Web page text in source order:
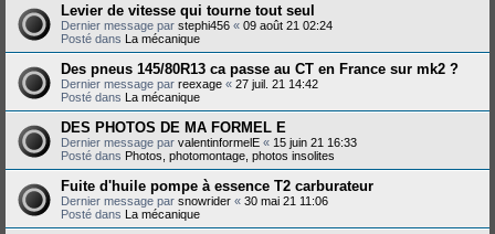
Levier de vitesse qui tourne tout seul
Dernier message par stephi456 « 09 août 21 02:24
Posté dans La mécanique
Des pneus 145/80R13 ca passe au CT en France sur mk2 ?
Dernier message par reexage « 27 juil. 21 14:42
Posté dans La mécanique
DES PHOTOS DE MA FORMEL E
Dernier message par valentinformelE « 15 juin 21 16:33
Posté dans Photos, photomontage, photos insolites
Fuite d'huile pompe à essence T2 carburateur
Dernier message par snowrider « 30 mai 21 11:06
Posté dans La mécanique